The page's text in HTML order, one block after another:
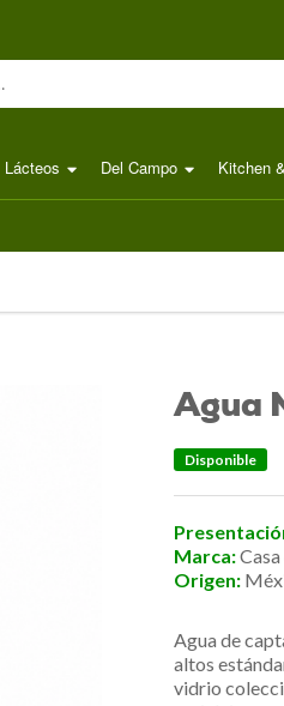
Lácteos Del Campo Kitchen
Agua
Disponible
Marca:
Origen:
Agua de
altos
vidrio